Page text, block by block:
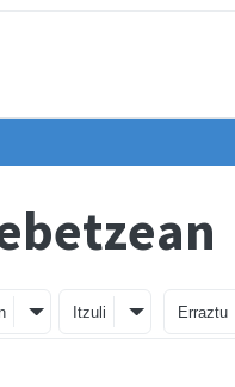
Itzuli Erraztu